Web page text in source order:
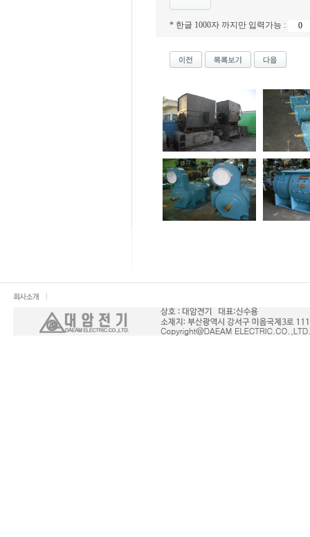
* 한글 1000자 까지만 입력가능 :